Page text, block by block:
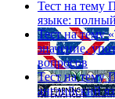
Тест на тему
языке:
Тест на тему
значение,
вопросов
Тест на тему
английский